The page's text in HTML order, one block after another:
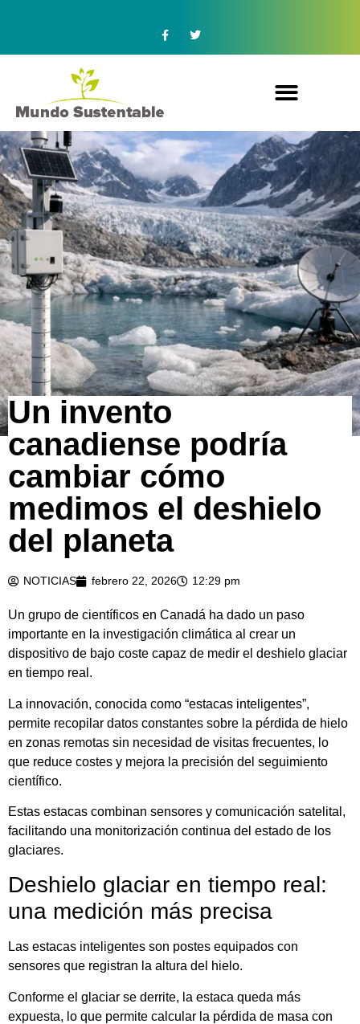
Un invento
canadiense podría
cambiar cómo
medimos el deshielo
del planeta
NOTICIAS febrero 22, 2026 12:29 pm
Un grupo de científicos en Canadá ha dado un paso
importante en la investigación climática al crear un
dispositivo de bajo coste capaz de medir el deshielo glaciar
en tiempo real.
La innovación, conocida como “estacas inteligentes”,
permite recopilar datos constantes sobre la pérdida de hielo
en zonas remotas sin necesidad de visitas frecuentes, lo
que reduce costes y mejora la precisión del seguimiento
científico.
Estas estacas combinan sensores y comunicación satelital,
facilitando una monitorización continua del estado de los
glaciares.
Deshielo glaciar en tiempo real:
una medición más precisa
Las estacas inteligentes son postes equipados con
sensores que registran la altura del hielo.
Conforme el glaciar se derrite, la estaca queda más
expuesta, lo que permite calcular la pérdida de masa con